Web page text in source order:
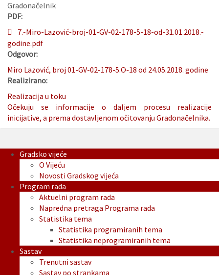
Gradonačelnik
PDF:
7.-Miro-Lazović-broj-01-GV-02-178-5-18-od-31.01.2018.-
godine.pdf
Odgovor:
Miro Lazović, broj 01-GV-02-178-5.O-18 od 24.05.2018. godine
Realizirano:
Realizacija u toku
Očekuju se informacije o daljem procesu realizacije
inicijative, a prema dostavljenom očitovanju Gradonačelnika.
Gradsko vijeće
O Vijeću
Novosti Gradskog vijeća
Program rada
Aktuelni program rada
Napredna pretraga Programa rada
Statistika tema
Statistika programiranih tema
Statistika neprogramiranih tema
Sastav
Trenutni sastav
Sastav po strankama